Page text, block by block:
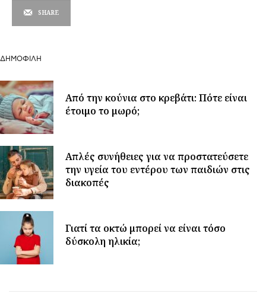
SHARE
ΔΗΜΟΦΙΛΉ
Από την κούνια στο κρεβάτι: Πότε είναι
έτοιμο το μωρό;
Απλές συνήθειες για να προστατεύσετε
την υγεία του εντέρου των παιδιών στις
διακοπές
Γιατί τα οκτώ μπορεί να είναι τόσο
δύσκολη ηλικία;